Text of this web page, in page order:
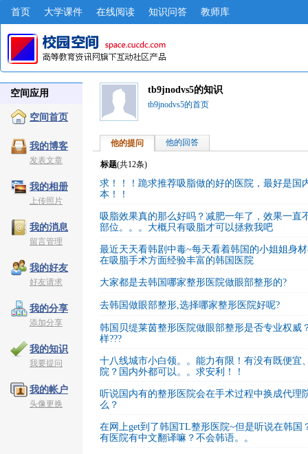
首页 大学课件 在线阅读 知识问答 教师库
空间应用
空间首页
我的博客
发表文章
我的相册
上传照片
我的消息
留言管理
我的好友
好友请求
我的分享
添加分享
我的知识
我要提问
我的帐户
头像更换
tb9jnodvs5的知识
tb9jnodvs5的首页
他的提问 他的回答
标题(共12条)
求！！！跪求推荐吸脂做的好的医院，最好是国
本！！
吸脂效果真的那么好吗？减肥一年了，效果一直
部位。。。大概只有吸脂才可以拯救我吧
最近天天看韩剧中毒~每天看着韩国的小姐姐身
在吸脂手术方面经验丰富的韩国医院
大家都是去韩国哪家整形医院做眼部整形的?
去韩国做眼部整形,选择哪家整形医院好呢?
韩国贝缇莱茵整形医院做眼部整形是否专业权威
样???
十八线城市小白领。。能力有限！有没有既便宜
院？国内外都可以。。求安利！！
听说国内有的整形医院会在手术过程中换成代理
么？
在网上get到了韩国TL整形医院~但是听说在韩国
有医院有中文翻译嘛？不会韩语。。